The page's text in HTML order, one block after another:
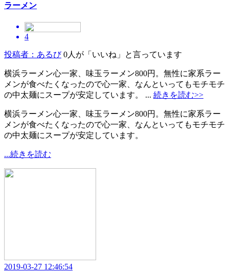
ラーメン
4
投稿者：あるび 0人が「いいね」と言っています
横浜ラーメン心一家、味玉ラーメン800円。無性に家系ラー
メンが食べたくなったので心一家、なんといってもモチモチ
の中太麺にスープが安定しています。 ... 続きを読む>>
横浜ラーメン心一家、味玉ラーメン800円。無性に家系ラー
メンが食べたくなったので心一家、なんといってもモチモチ
の中太麺にスープが安定しています。
...続きを読む
2019-03-27 12:46:54